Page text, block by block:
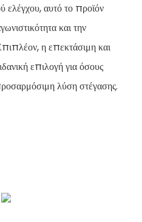
ελέγχου, αυτό το προϊόν
και την
η επεκτάσιμη και
επιλογή για όσους
λύση στέγασης.